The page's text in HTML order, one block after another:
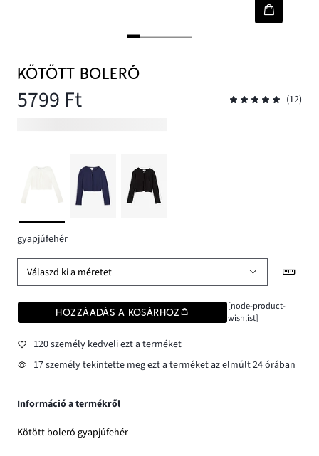
KÖTÖTT BOLERÓ
5799 Ft (12)
gyapjúfehér
Válaszd ki a méretet
HOZZÁADÁS A KOSÁRHOZ
[node-product-
wishlist]
120 személy kedveli ezt a terméket
17 személy tekintette meg ezt a terméket az elmúlt 24 órában
Információ a termékről
Kötött boleró gyapjúfehér